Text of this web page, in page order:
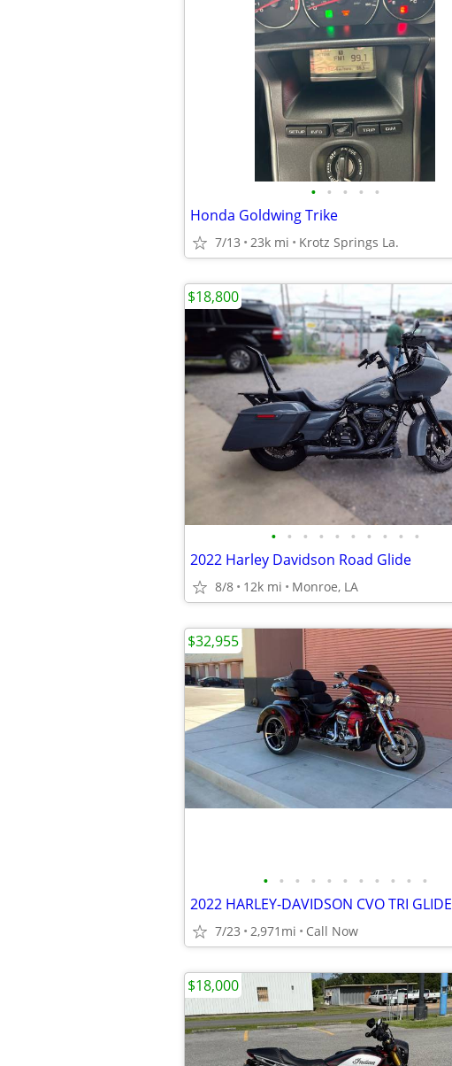
• • • • •
Honda Goldwing Trike
7/13 23k mi Krotz Springs La.
• • • • • • • • • •
2022 Harley Davidson Road Glide
8/8 12k mi Monroe, LA
$18,800
• • • • • • • • • • •
2022 HARLEY-DAVIDSON CVO TRI GLIDE
7/23 2,971mi Call Now
$32,955
$18,000